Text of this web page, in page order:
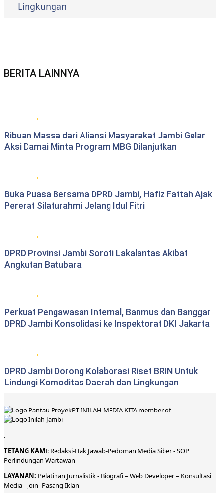
Lingkungan
BERITA LAINNYA
Ribuan Massa dari Aliansi Masyarakat Jambi Gelar
Aksi Damai Minta Program MBG Dilanjutkan
Buka Puasa Bersama DPRD Jambi, Hafiz Fattah Ajak
Pererat Silaturahmi Jelang Idul Fitri
DPRD Provinsi Jambi Soroti Lakalantas Akibat
Angkutan Batubara
Perkuat Pengawasan Internal, Banmus dan Banggar
DPRD Jambi Konsolidasi ke Inspektorat DKI Jakarta
DPRD Jambi Dorong Kolaborasi Riset BRIN Untuk
Lindungi Komoditas Daerah dan Lingkungan
PT INILAH MEDIA KITA member of
.
TETANG KAMI: Redaksi-Hak Jawab-Pedoman Media Siber-SOP
Perlindungan Wartawan
LAYANAN: Pelatihan Jurnalistik - Biografi– Web Developer– Konsultasi
Media- Join -Pasang Iklan